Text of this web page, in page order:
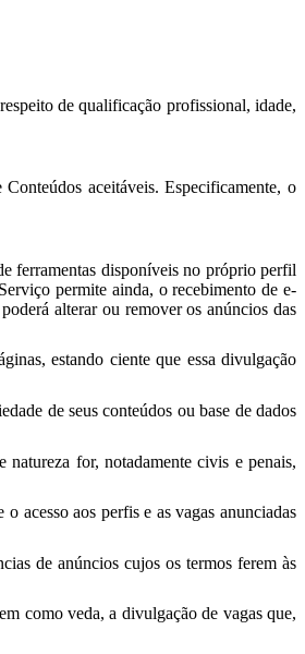
de qualificação profissional, idade,
aceitáveis. Especificamente, o
ferramentas disponíveis no próprio perfil
permite ainda, o recebimento de e-
alterar ou remover os anúncios das
estando ciente que essa divulgação
de seus conteúdos ou base de dados
natureza for, notadamente civis e penais,
acesso aos perfis e as vagas anunciadas
de anúncios cujos os termos ferem às
como veda, a divulgação de vagas que,